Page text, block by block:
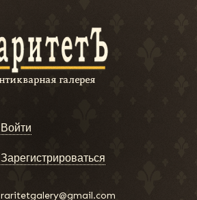
Войти
Зарегистрироваться
raritetgalery@gmail.com